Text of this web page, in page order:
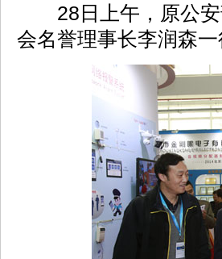
28日上午，原公安
会名誉理事长李润森